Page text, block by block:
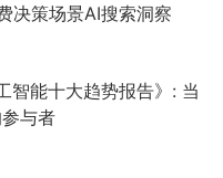
决策场景AI搜索洞察
智能十大趋势报告》: 当
与者